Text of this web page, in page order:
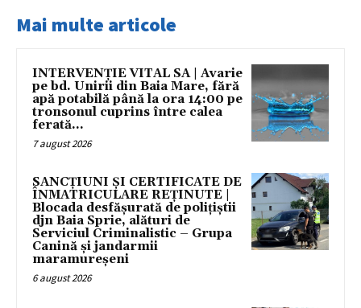
Mai multe articole
INTERVENȚIE VITAL SA | Avarie
pe bd. Unirii din Baia Mare, fără
apă potabilă până la ora 14:00 pe
tronsonul cuprins între calea
ferată...
7 august 2026
SANCȚIUNI ȘI CERTIFICATE DE
ÎNMATRICULARE REȚINUTE |
Blocada desfășurată de polițiștii
djn Baia Sprie, alături de
Serviciul Criminalistic – Grupa
Canină și jandarmii
maramureșeni
6 august 2026